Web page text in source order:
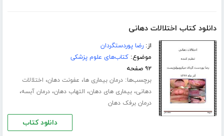
دانلود کتاب اختلالات دهانی
از:رضا پوردستگردان
موضوع:کتاب‌های علوم پزشکی
۹۲ صفحه
برچسب‌ها:درمان بیماری ها، عفونت دهان، اختلالات
دهانی،بیماری های دهان، التهاب دهان،درمان آبسه،
درمان برفک دهان
دانلود کتاب